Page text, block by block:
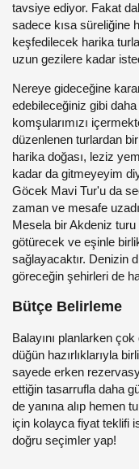
tavsiye ediyor. Fakat
sadece kısa süreliğine
keşfedilecek harika
uzun gezilere kadar
Nereye gideceğine
edebileceğiniz gibi
komşularımızı
düzenlenen turlardan
harika doğası, leziz
kadar da gitmeyeyim
Göcek Mavi Tur'u da
zaman ve mesafe
Mesela bir Akdeniz
götürecek ve eşinle
sağlayacaktır. Denizin
göreceğin şehirleri de
Bütçe Belirleme
Balayını planlarken
düğün hazırlıklarıyla
sayede erken
ettiğin tasarrufla daha
de yanına alıp hemen
için kolayca fiyat teklifi
doğru seçimler yap!